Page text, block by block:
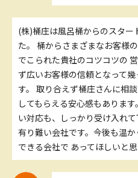
(株)桶庄は風呂桶からのスター
た。 桶からさまざまなお客様
でこられた貴社のコツコツの
ず広いお客様の信頼となって
す。 取り合えず桶庄さんに相
してもらえる安心感もありま
い対応も、しっかり受け入れ
有り難い会社です。今後も温
できる会社で あってほしいと思